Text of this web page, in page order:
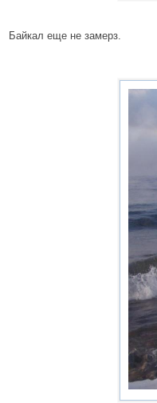
Байкал еще не замерз.